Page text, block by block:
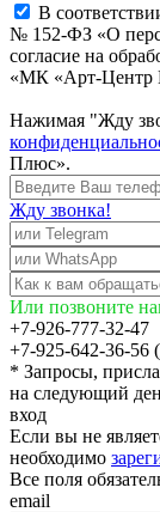
В
№ 152-ФЗ «О
согласие на
«МК «Арт-Центр
Нажимая "Жду
Плюс».
Жду звонка!
Или позвоните
+7-926-777-32-47
+7-925-642-36-
* Запросы,
на следующий
вход
Если вы не
необходимо
Все поля
email